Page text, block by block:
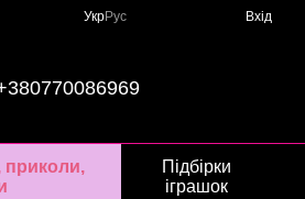
УкрРус Вхід
приколи,
Підбірки
іграшок